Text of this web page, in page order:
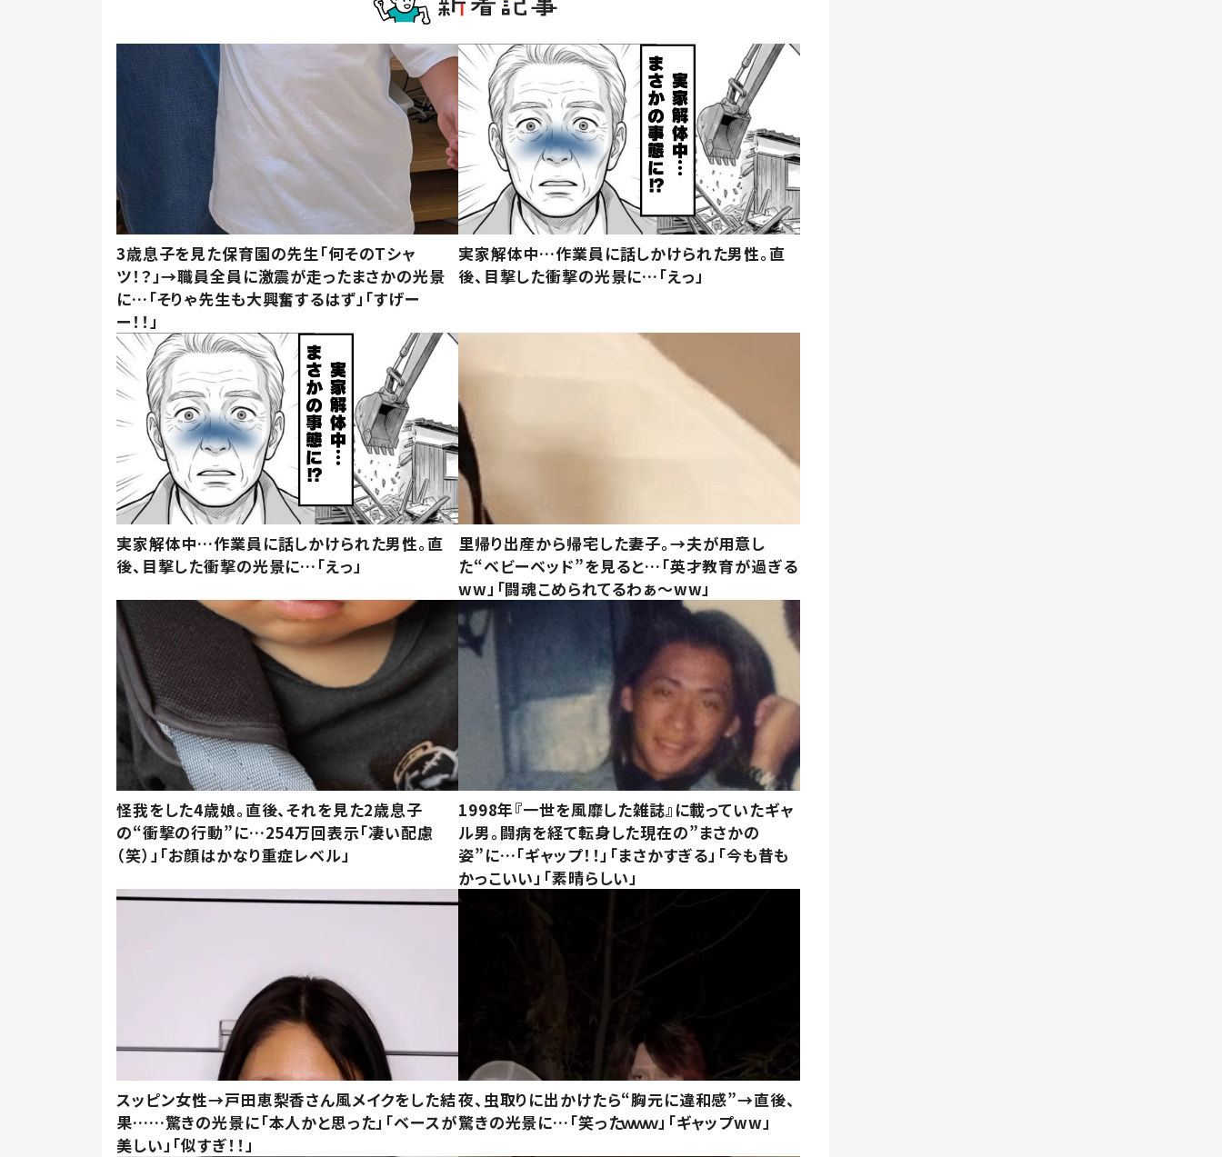
3歳息子を見た保育園の先生「何そのTシャ
ツ！？」→職員全員に激震が走ったまさかの光景
に…「そりゃ先生も大興奮するはず」「すげー
ー！！」
実家解体中…作業員に話しかけられた男性。直
後、目撃した衝撃の光景に…「えっ」
実家解体中…作業員に話しかけられた男性。直
後、目撃した衝撃の光景に…「えっ」
里帰り出産から帰宅した妻子。→夫が用意し
た“ベビーベッド”を見ると…「英才教育が過ぎる
ww」「闘魂こめられてるわぁ～ww」
怪我をした4歳娘。直後、それを見た2歳息子
の“衝撃の行動”に…254万回表示「凄い配慮
（笑）」「お顔はかなり重症レベル」
1998年『一世を風靡した雑誌』に載っていたギャ
ル男。闘病を経て転身した現在の”まさかの
姿”に…「ギャップ！！」「まさかすぎる」「今も昔も
かっこいい」「素晴らしい」
スッピン女性→戸田恵梨香さん風メイクをした結
果……驚きの光景に「本人かと思った」「ベースが
美しい」「似すぎ！！」
夜、虫取りに出かけたら“胸元に違和感”→直後、
驚きの光景に…「笑ったｗｗｗ」「ギャップww」